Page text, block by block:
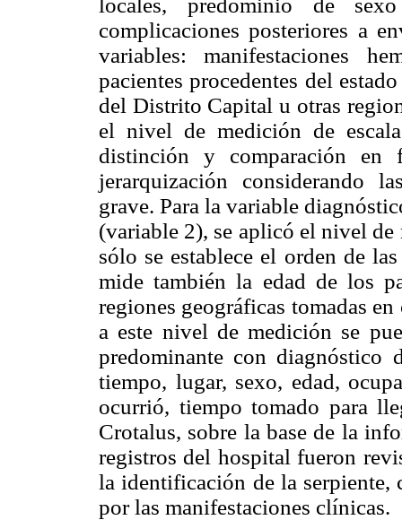
complicaciones posteriores a
variables: manifestaciones
pacientes procedentes del
del Distrito Capital u otras
el nivel de medición de
distinción y comparación en
jerarquización considerando
grave. Para la variable
(variable 2), se aplicó el nivel
sólo se establece el orden de
mide también la edad de los
regiones geográficas tomadas
a este nivel de medición se
predominante con diagnóstico
tiempo, lugar, sexo, edad,
ocurrió, tiempo tomado para
Crotalus, sobre la base de la
registros del hospital fueron
la identificación de la serpiente,
por las manifestaciones clínicas.